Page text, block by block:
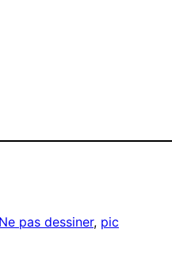
Ne pas dessiner, pic